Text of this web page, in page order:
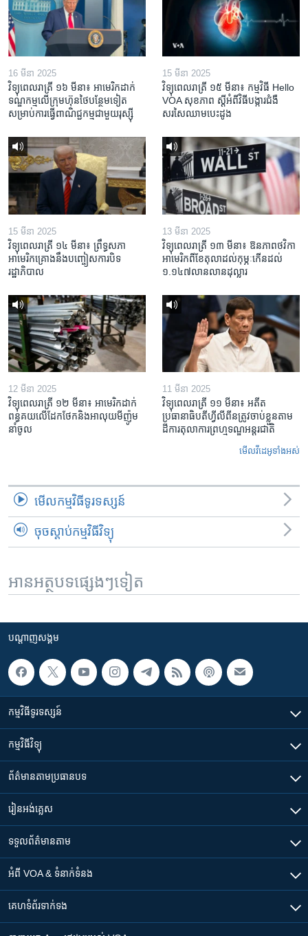
16 មីនា 2025
វិទ្យុពេលរាត្រី ១៦ មីនា៖ អាមេរិក​ដាក់​
ទណ្ឌកម្ម​លើ​ក្រុមហ៊ុន​ថៃ​បន្ថែម​ទៀត​
សម្រាប់​ការ​ធ្វើ​ពាណិជ្ជកម្ម​ជាមួយ​រុស្ស៊ី
15 មីនា 2025
វិទ្យុពេលរាត្រី ១៥ មីនា៖ កម្មវិធី ​Hello
VOA សុខភាព ស្ដី​អំពី​វិធី​បង្ការ​ជំងឺ​
សរសៃ​ឈាម​បេះដូង
15 មីនា 2025
វិទ្យុពេលរាត្រី ១៤ មីនា៖ ព្រឹទ្ធសភា
អាមេរិកគ្រោងនឹងបញ្ចៀសការបិទ
រដ្ឋាភិបាល
13 មីនា 2025
វិទ្យុពេលរាត្រី ១៣ មីនា៖ ឱនភាព​ថវិកា​
អាមេរិក​ពី​ខែ​តុលា​ដល់​កុម្ភៈ​កើន​ដល់​
១.១៤៧​លានលាន​ដុល្លារ
12 មីនា 2025
វិទ្យុពេលរាត្រី ១២ មីនា៖ អាមេរិក​ដាក់​
ពន្ធគយ​លើ​ដែកថែក​និង​អាលុយ​មីញ៉ូម​
នាំចូល
11 មីនា 2025
វិទ្យុពេលរាត្រី ១១ មីនា៖ អតីត​
ប្រធានាធិបតីហ្វីលីពីន​ត្រូវ​ចាប់ខ្លួនតាម
ដីការ​តុលាការ​ព្រហ្មទណ្ឌ​អន្តរជាតិ
មើល​វីដេអូ​ទាំង​អស់
មើល​កម្មវិធី​ទូរទស្សន៍
ចុចស្តាប់កម្មវិធីវិទ្យុ
អានអត្ថបទផ្សេងៗទៀត
បណ្តាញ​សង្គម
កម្មវិធី​ទូរទស្សន៍
កម្មវិធី​វិទ្យុ
ព័ត៌មាន​តាមប្រធានបទ​
រៀន​​អង់គ្លេស
ទទួល​ព័ត៌មាន​តាម
អំពី​ VOA & ទំនាក់ទំនង
គេហទំព័រ​​ទាក់ទង